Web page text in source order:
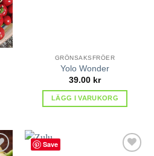
GRÖNSAKSFRÖER
Yolo Wonder
39.00 kr
LÄGG I VARUKORG
Save